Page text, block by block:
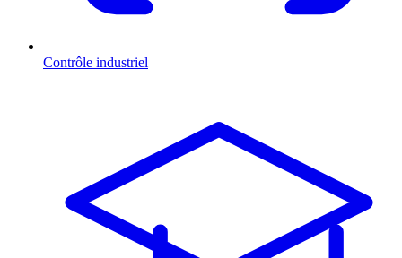
Contrôle industriel